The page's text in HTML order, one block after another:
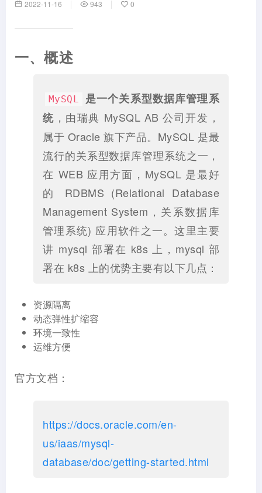
2022-11-16 943 0
一、概述
MySQL
是一个关系型数据库管理系
统 ，由瑞典 MySQL AB 公司开发，
属于 Oracle 旗下产品。MySQL 是最
流行的关系型数据库管理系统之一，
在 WEB 应用方面，MySQL 是最好
的 RDBMS (Relational Database
Management System，关系数据库
管理系统) 应用软件之一。这里主要
讲 mysql 部署在 k8s 上，mysql 部
署在 k8s 上的优势主要有以下几点：
资源隔离
动态弹性扩缩容
环境一致性
运维方便
官方文档：
https://docs.oracle.com/en-
us/iaas/mysql-
database/doc/getting-started.html